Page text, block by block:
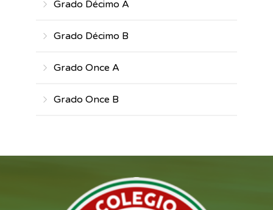
Grado Décimo A
Grado Décimo B
Grado Once A
Grado Once B